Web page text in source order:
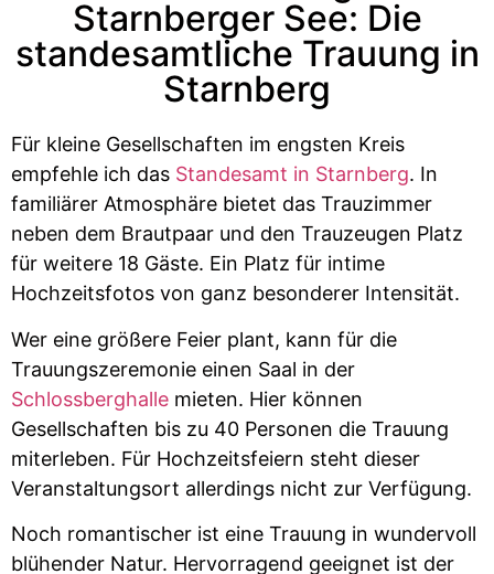
Starnberger See: Die
standesamtliche Trauung in
Starnberg
Für kleine Gesellschaften im engsten Kreis
empfehle ich das Standesamt in Starnberg. In
familiärer Atmosphäre bietet das Trauzimmer
neben dem Brautpaar und den Trauzeugen Platz
für weitere 18 Gäste. Ein Platz für intime
Hochzeitsfotos von ganz besonderer Intensität.
Wer eine größere Feier plant, kann für die
Trauungszeremonie einen Saal in der
Schlossberghalle mieten. Hier können
Gesellschaften bis zu 40 Personen die Trauung
miterleben. Für Hochzeitsfeiern steht dieser
Veranstaltungsort allerdings nicht zur Verfügung.
Noch romantischer ist eine Trauung in wundervoll
blühender Natur. Hervorragend geeignet ist der